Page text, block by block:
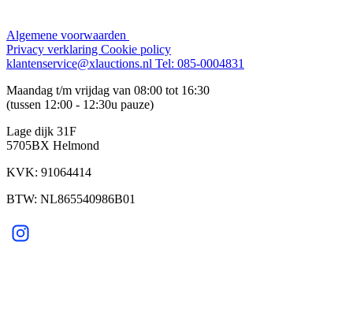
Algemene voorwaarden
Privacy verklaring Cookie policy
klantenservice@xlauctions.nl Tel: 085-0004831
Maandag t/m vrijdag van 08:00 tot 16:30
(tussen 12:00 - 12:30u pauze)
Lage dijk 31F
5705BX Helmond
KVK: 91064414
BTW: NL865540986B01